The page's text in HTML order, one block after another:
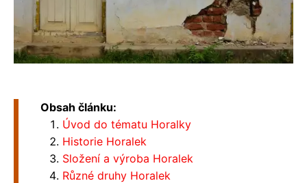
Obsah článku:
Úvod do tématu Horalky
Historie Horalek
Složení a výroba Horalek
Různé druhy Horalek